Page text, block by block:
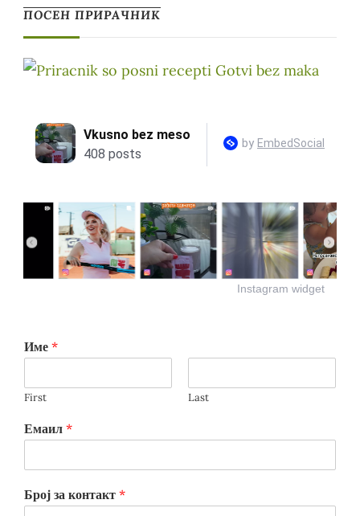
ПОСЕН ПРИРАЧНИК
Instagram widget
Име *
First Last
Емаил *
Број за контакт *